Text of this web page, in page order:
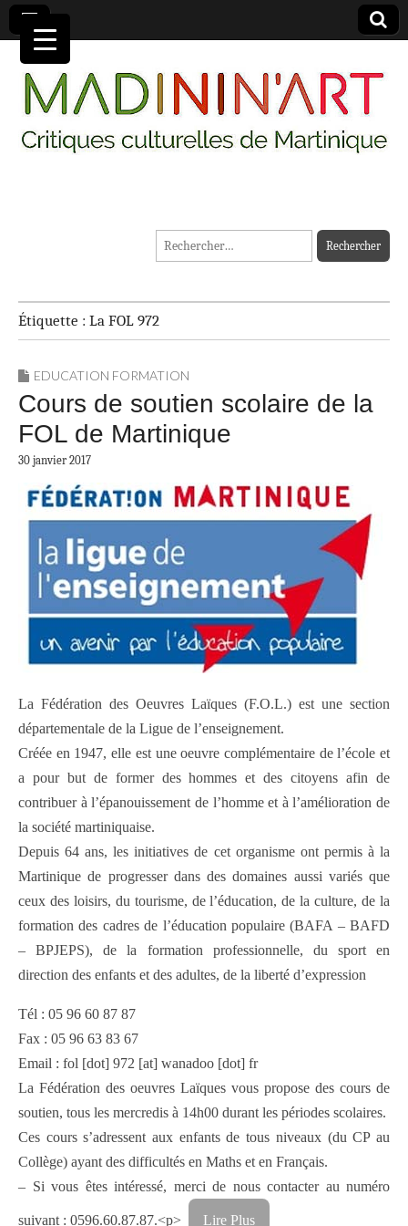
MADININ'ART
Rechercher :
Étiquette : La FOL 972
EDUCATION FORMATION
Cours de soutien scolaire de la
FOL de Martinique
30 janvier 2017
La Fédération des Oeuvres Laïques (F.O.L.) est une section
départementale de la Ligue de l’enseignement.
Créée en 1947, elle est une oeuvre complémentaire de l’école et
a pour but de former des hommes et des citoyens afin de
contribuer à l’épanouissement de l’homme et à l’amélioration de
la société martiniquaise.
Depuis 64 ans, les initiatives de cet organisme ont permis à la
Martinique de progresser dans des domaines aussi variés que
ceux des loisirs, du tourisme, de l’éducation, de la culture, de la
formation des cadres de l’éducation populaire (BAFA – BAFD
– BPJEPS), de la formation professionnelle, du sport en
direction des enfants et des adultes, de la liberté d’expression
Tél : 05 96 60 87 87
Fax : 05 96 63 83 67
Email : fol [dot] 972 [at] wanadoo [dot] fr
La Fédération des oeuvres Laïques vous propose des cours de
soutien, tous les mercredis à 14h00 durant les périodes scolaires.
Ces cours s’adressent aux enfants de tous niveaux (du CP au
Collège) ayant des difficultés en Maths et en Français.
– Si vous êtes intéressé, merci de nous contacter au numéro
suivant : 0596.60.87.87.<p> Lire Plus